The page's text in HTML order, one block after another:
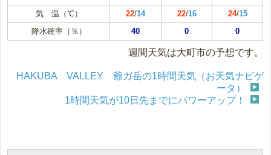
気 温（℃） 22/14 22/16 24/15
降水確率（％）
40 0 0
週間天気は大町市の予想です。
HAKUBA VALLEY 爺ガ岳の1時間天気（お天気ナビゲ
ータ）
1時間天気が10日先までにパワーアップ！